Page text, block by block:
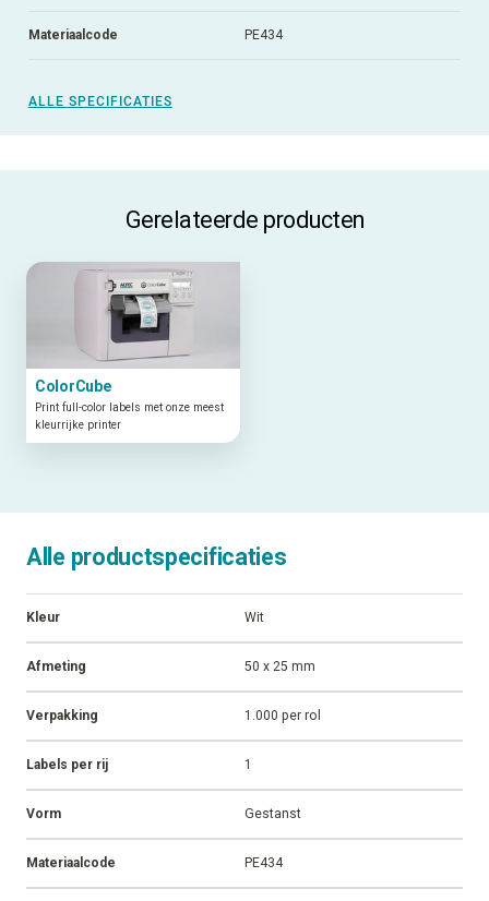
Materiaalcode PE434
ALLE SPECIFICATIES
Gerelateerde producten
ColorCube
Print full-color labels met onze meest
kleurrijke printer
Alle productspecificaties
Kleur Wit
Afmeting 50 x 25 mm
Verpakking 1.000 per rol
Labels per rij 1
Vorm Gestanst
Materiaalcode PE434